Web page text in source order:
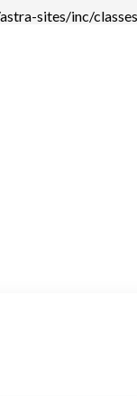
sites/inc/